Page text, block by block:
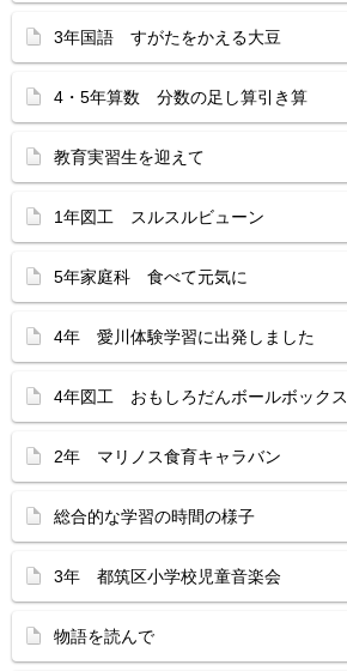
3年国語 すがたをかえる大豆
4・5年算数 分数の足し算引き算
教育実習生を迎えて
1年図工 スルスルビューン
5年家庭科 食べて元気に
4年 愛川体験学習に出発しました
4年図工 おもしろだんボールボックス
2年 マリノス食育キャラバン
総合的な学習の時間の様子
3年 都筑区小学校児童音楽会
物語を読んで